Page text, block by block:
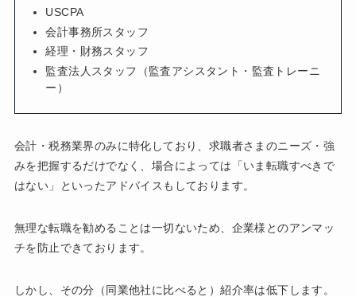
USCPA
会計事務所スタッフ
経理・財務スタッフ
監査法人スタッフ（監査アシスタント・監査トレーニ
ー）
会計・税務業界のみに特化しており、求職者さまのニーズ・強
みを把握するだけでなく、場合によっては「いま転職すべきで
はない」といったアドバイスもしております。
無理な転職を勧めることは一切ないため、企業様とのアンマッ
チを防止できております。
しかし、その分（同業他社に比べると）紹介率は低下します。